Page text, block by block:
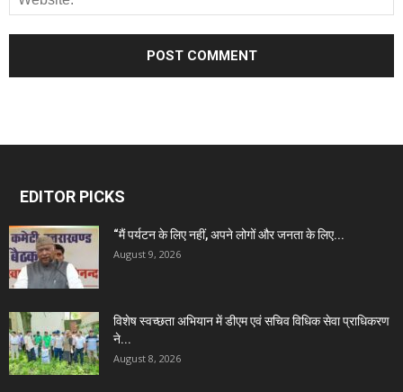
EDITOR PICKS
“मैं पर्यटन के लिए नहीं, अपने लोगों और जनता के लिए...
August 9, 2026
विशेष स्वच्छता अभियान में डीएम एवं सचिव विधिक सेवा प्राधिकरण
ने...
August 8, 2026